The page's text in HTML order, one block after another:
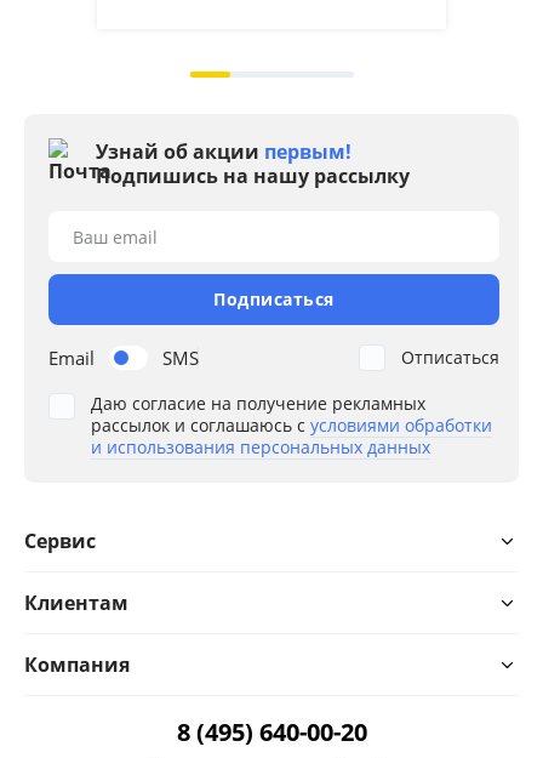
Узнай об акции первым!
Подпишись на нашу рассылку
Email SMS
Ваш email
Подписаться
Даю согласие на получение рекламных
рассылок и соглашаюсь с условиями обработки
и использования персональных данных
Отписаться
Сервис
Клиентам
Компания
8 (495) 640-00-20